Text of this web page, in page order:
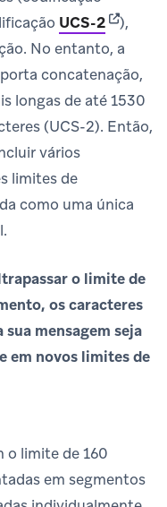
UCS-2(opens
),
No entanto, a
concatenação,
longas de até 1530
(UCS-2). Então,
vários
limites de
como uma única
o limite de
os caracteres
mensagem seja
em novos limites de
o limite de 160
em segmentos